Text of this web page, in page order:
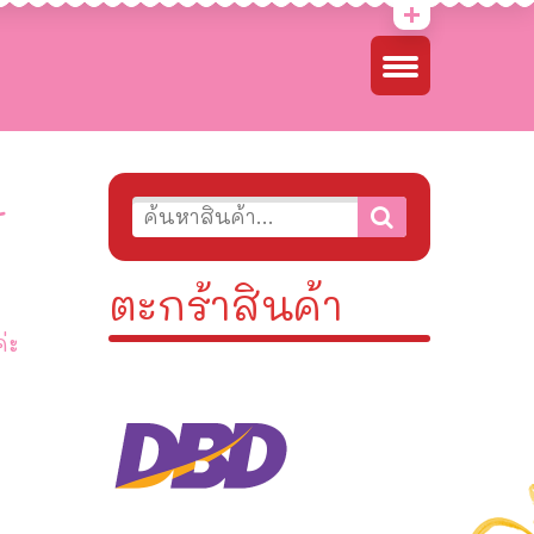
ตะกร้าสินค้า